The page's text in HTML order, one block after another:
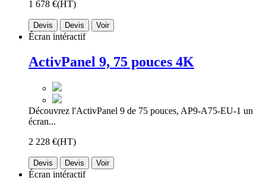
1 678 €(HT)
Devis Devis Voir
Écran intéractif
ActivPanel 9, 75 pouces 4K
Découvrez l'ActivPanel 9 de 75 pouces, AP9-A75-EU-1 un
écran...
2 228 €(HT)
Devis Devis Voir
Écran intéractif